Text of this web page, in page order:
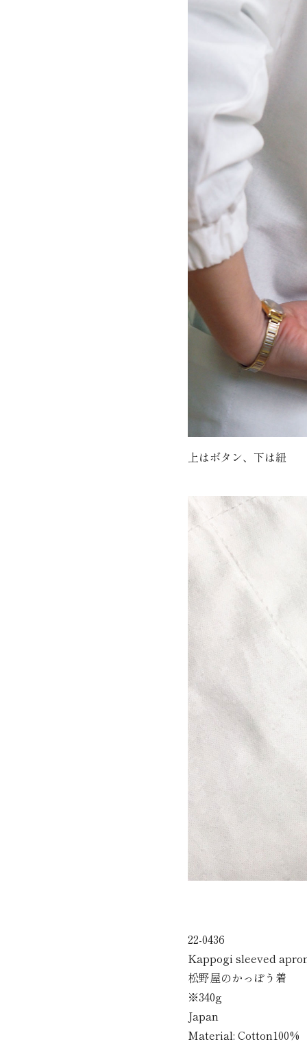
上はボタン、下は紐
22-0436
Kappogi sleeved
松野屋のかっぽう着
※340g
Japan
Material: Cotton100%